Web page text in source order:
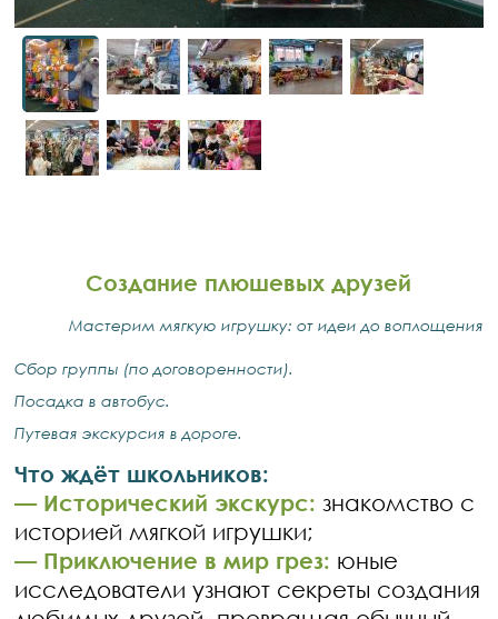
Создание плюшевых друзей
Мастерим мягкую игрушку: от идеи до воплощения
Сбор группы (по договоренности).
Посадка в автобус.
Путевая экскурсия в дороге.
Что ждёт школьников:
— Исторический экскурс:знакомство с
историей мягкой игрушки;
— Приключение в мир грез: юные
исследователи узнают секреты создания